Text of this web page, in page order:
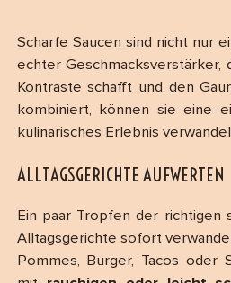
Scharfe Saucen sind nicht nur
echter Geschmacksverstärker,
Kontraste schafft und den
kombiniert, können sie eine
kulinarisches Erlebnis
ALLTAGSGERICHTE AUFWERTEN
Ein paar Tropfen der richtigen
Alltagsgerichte sofort
Pommes, Burger, Tacos oder